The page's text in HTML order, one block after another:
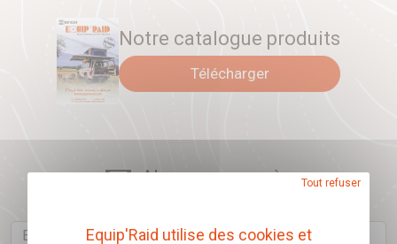
Notre catalogue produits
Télécharger
Abonnez-vous à
Email Equip'Raid utilise des cookies et
Tout refuser